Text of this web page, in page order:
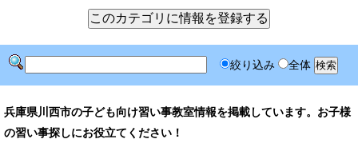
絞り込み 全体
兵庫県川西市の子ども向け習い事教室情報を掲載しています。お子様
の習い事探しにお役立てください！